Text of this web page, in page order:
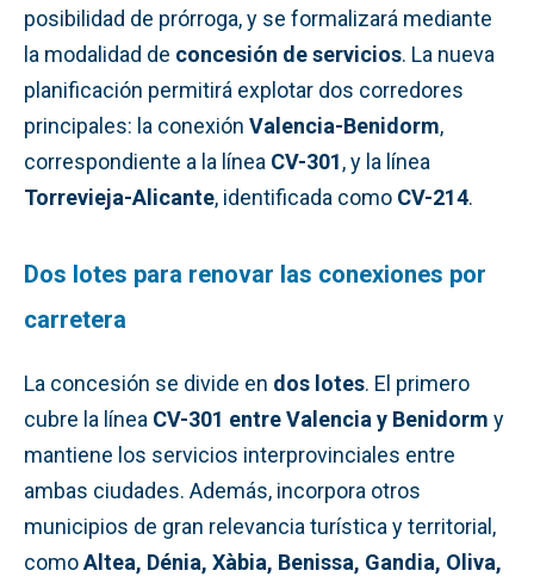
posibilidad de prórroga, y se formalizará mediante
la modalidad de concesión de servicios. La nueva
planificación permitirá explotar dos corredores
principales: la conexión Valencia-Benidorm,
correspondiente a la línea CV-301, y la línea
Torrevieja-Alicante, identificada como CV-214.
Dos lotes para renovar las conexiones por
carretera
La concesión se divide en dos lotes. El primero
cubre la línea CV-301 entre Valencia y Benidorm y
mantiene los servicios interprovinciales entre
ambas ciudades. Además, incorpora otros
municipios de gran relevancia turística y territorial,
comoAltea, Dénia, Xàbia, Benissa, Gandia, Oliva,